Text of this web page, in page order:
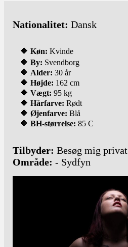
Nationalitet: Dansk
🔶 Køn: Kvinde
🔶 By: Svendborg
🔶 Alder: 30 år
🔶 Højde: 162 cm
🔶 Vægt: 95 kg
🔶 Hårfarve: Rødt
🔶 Øjenfarve: Blå
🔶 BH-størrelse: 85 C
Tilbyder: Besøg mig privat
Område: - Sydfyn